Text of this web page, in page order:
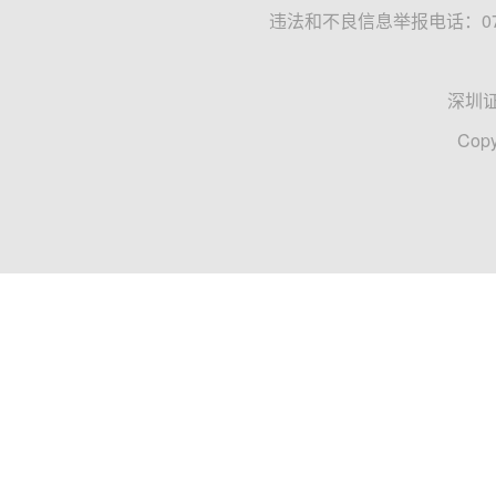
违法和不良信息举报电话：
深圳